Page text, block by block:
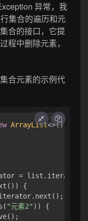
异常，我
集合的遍历和元
合的接口，它提
程中删除元素，
合元素的示例代
ArrayList<>();
{
"元素2" )) {